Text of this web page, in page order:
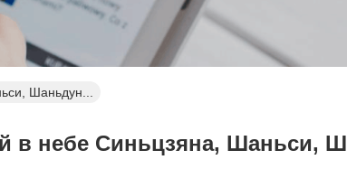
Шаньдун...
в небе Синьцзяна, Шаньси,